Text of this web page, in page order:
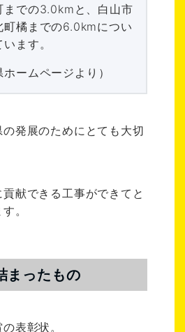
までの3.0kmと、白山市
町橘までの6.0kmについ
ます。
ホームページより）
発展のためにとても大切
献できる工事ができてと
。
まったもの
表彰状。